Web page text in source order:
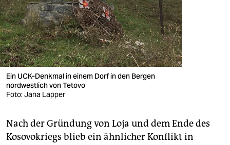
Ein UCK-Denkmal in einem Dorf in den Bergen
nordwestlich von Tetovo
Foto: Jana Lapper
Nach der Gründung von Loja und dem Ende des
Kosovokriegs blieb ein ähnlicher Konflikt in